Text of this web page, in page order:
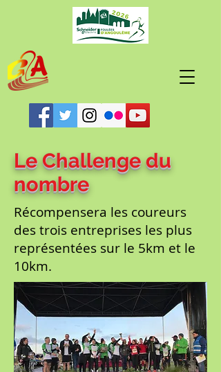
Le Challenge du
nombre
Récompensera les coureurs
des trois entreprises les plus
représentées sur le 5km et le
10km.